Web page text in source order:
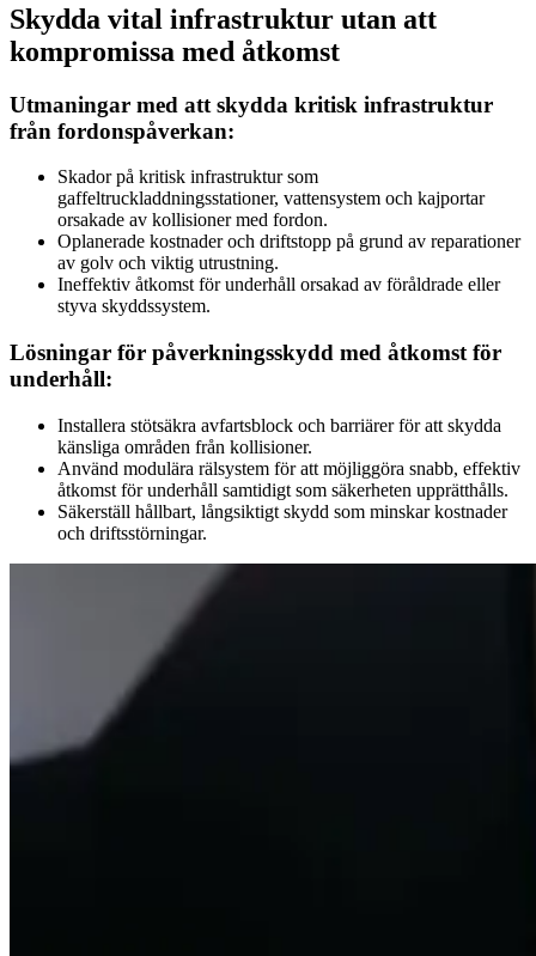
Skydda vital infrastruktur utan att
kompromissa med åtkomst
Utmaningar med att skydda kritisk infrastruktur
från fordonspåverkan:
Skador på kritisk infrastruktur som
gaffeltruckladdningsstationer, vattensystem och kajportar
orsakade av kollisioner med fordon.
Oplanerade kostnader och driftstopp på grund av reparationer
av golv och viktig utrustning.
Ineffektiv åtkomst för underhåll orsakad av föråldrade eller
styva skyddssystem.
Lösningar för påverkningsskydd med åtkomst för
underhåll:
Installera stötsäkra avfartsblock och barriärer för att skydda
känsliga områden från kollisioner.
Använd modulära rälsystem för att möjliggöra snabb, effektiv
åtkomst för underhåll samtidigt som säkerheten upprätthålls.
Säkerställ hållbart, långsiktigt skydd som minskar kostnader
och driftsstörningar.